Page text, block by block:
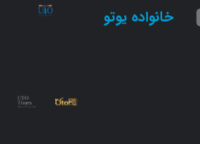
خانواده یوتو